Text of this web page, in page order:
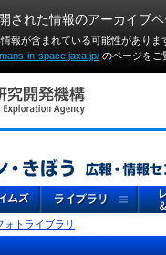
された情報のアーカイブペ
報が含まれている可能性があり
in-space.jaxa.jp/ のページをご
ォトライブラリ